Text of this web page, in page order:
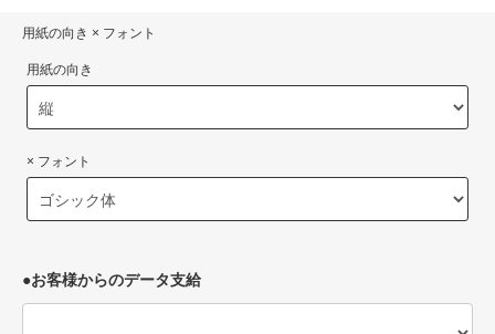
用紙の向き × フォント
用紙の向き
× フォント
●お客様からのデータ支給